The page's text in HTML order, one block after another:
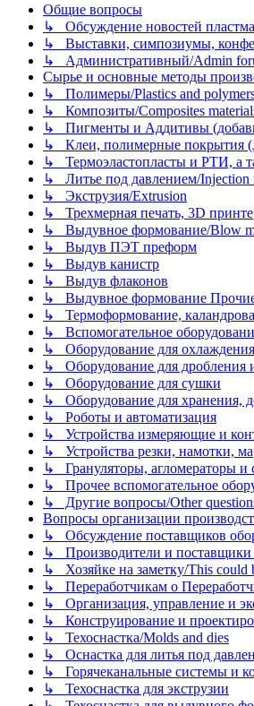
Общие вопросы
↳ Обсуждение новостей
↳ Выставки, симпозиумы,
↳ Административный/Admin
Сырье и основные методы
↳ Полимеры/Plastics and
↳ Композиты/Сomposites
↳ Пигменты и Аддитивы
↳ Клеи, полимерные покрытия
↳ Термоэластопласты и РТИ, а
↳ Литье под давлением/Injection
↳ Экструзия/Extrusion
↳ Трехмерная печать, 3D
↳ Выдувное формование/Blow
↳ Выдув ПЭТ преформ
↳ Выдув канистр
↳ Выдув флаконов
↳ Выдувное формование
↳ Термоформование,
↳ Вспомогательное
↳ Оборудование для
↳ Оборудование для дробления
↳ Оборудование для сушки
↳ Оборудование для хранения,
↳ Роботы и автоматизация
↳ Устройства измеряющие и
↳ Устройства резки, намотки,
↳ Грануляторы, агломераторы и
↳ Прочее вспомогательное
↳ Другие вопросы/Other
Вопросы организации
↳ Обсуждение поставщиков
↳ Производители и поставщики
↳ Хозяйке на заметку/This could
↳ Переработчикам о
↳ Организация, управление и
↳ Конструирование и
↳ Техоснастка/Molds and dies
↳ Оснастка для литья под
↳ Горячеканальные системы и
↳ Техоснастка для экструзии